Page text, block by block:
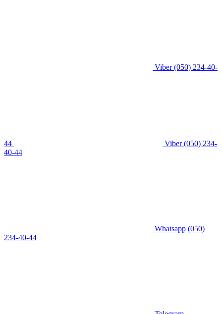
Viber(050) 234-40-
44 Viber(050) 234-
40-44
Whatsapp (050)
234-40-44